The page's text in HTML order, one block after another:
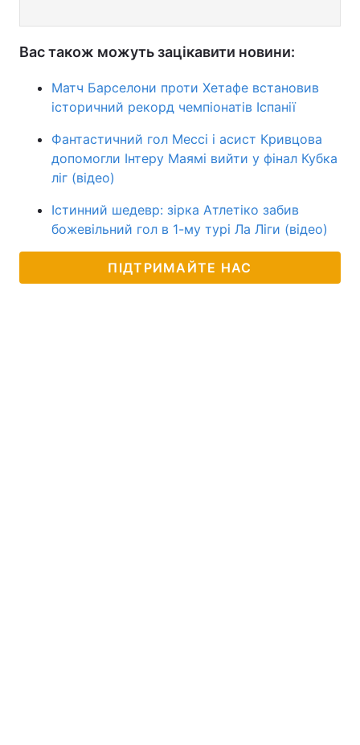
Вас також можуть зацікавити новини:
Матч Барселони проти Хетафе встановив
історичний рекорд чемпіонатів Іспанії
Фантастичний гол Мессі і асист Кривцова
допомогли Інтеру Маямі вийти у фінал Кубка
ліг (відео)
Істинний шедевр: зірка Атлетіко забив
божевільний гол в 1-му турі Ла Ліги (відео)
ПІДТРИМАЙТЕ НАС